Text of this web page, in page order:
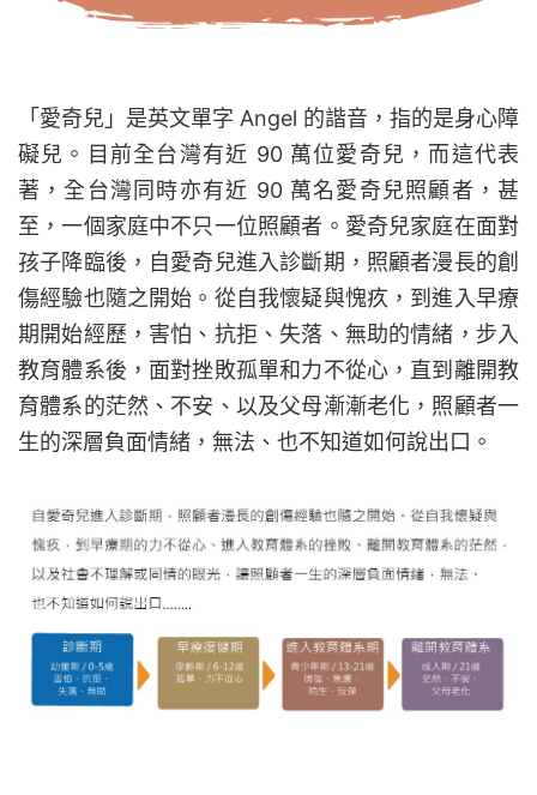
「愛奇兒」是英文單字 Angel 的諧音，指的是身心障
礙兒。目前全台灣有近 90 萬位愛奇兒，而這代表
著，全台灣同時亦有近 90 萬名愛奇兒照顧者，甚
至，一個家庭中不只一位照顧者。 愛奇兒家庭在面對
孩子降臨後，自愛奇兒進入診斷期，照顧者漫長的創
傷經驗也隨之開始。從自我懷疑與愧疚，到進入早療
期開始經歷，害怕、抗拒、失落、無助的情緒，步入
教育體系後，面對挫敗孤單和力不從心，直到離開教
育體系的茫然、不安、以及父母漸漸老化，照顧者一
生的深層負面情緒，無法、也不知道如何說出口。